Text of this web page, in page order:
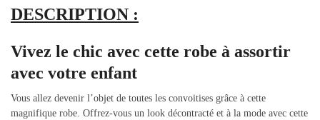
DESCRIPTION :
Vivez le chic avec cette robe à assortir
avec votre enfant
Vous allez devenir l’objet de toutes les convoitises grâce à cette
magnifique robe. Offrez-vous un look décontracté et à la mode avec cette